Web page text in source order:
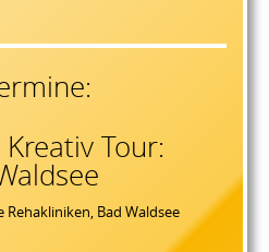
Kreativ Tour:
Rehakliniken, Bad Waldsee